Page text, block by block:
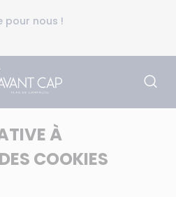
pour nous !
À
COOKIES